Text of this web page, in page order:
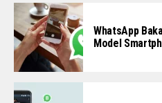
WhatsApp
Model